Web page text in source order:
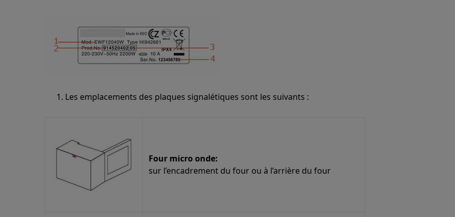
Les emplacements des plaques signalétiques sont les suivants :
Four micro onde:
sur l’encadrement du four ou à l’arrière du four